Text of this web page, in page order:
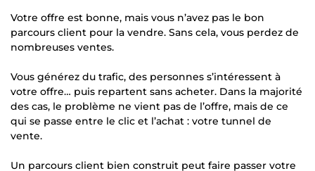
Votre offre est bonne, mais vous n’avez pas le bon
parcours client pour la vendre. Sans cela, vous perdez de
nombreuses ventes.
Vous générez du trafic, des personnes s’intéressent à
votre offre… puis repartent sans acheter. Dans la majorité
des cas, le problème ne vient pas de l’offre, mais de ce
qui se passe entre le clic et l’achat : votre tunnel de
vente.
Un parcours client bien construit peut faire passer votre